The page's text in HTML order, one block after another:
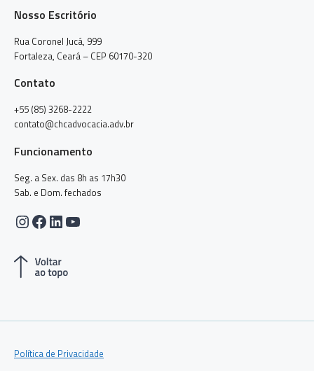
Nosso Escritório
Rua Coronel Jucá, 999
Fortaleza, Ceará – CEP 60170-320
Contato
+55 (85) 3268-2222
contato@chcadvocacia.adv.br
Funcionamento
Seg. a Sex. das 8h as 17h30
Sab. e Dom. fechados
Instagram
Facebook
LinkedIn
Youtube
Política de Privacidade